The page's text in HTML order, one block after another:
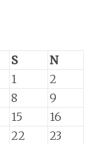
S
N
1
2
8
9
15
16
22
23